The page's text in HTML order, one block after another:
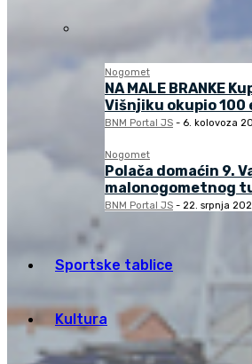
Nogomet
NA MALE BRANKE
Višnjiku okupio 100
BNM Portal JS - 6. kolovoza
Nogomet
Polača domaćin 9.
malonogometnog
BNM Portal JS - 22. srpnja
Sportske tablice
Kultura